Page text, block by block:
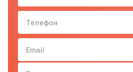
Телефон
Email
Вопрос